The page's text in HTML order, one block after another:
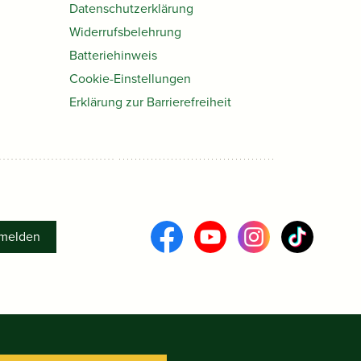
Datenschutzerklärung
Widerrufsbelehrung
Batteriehinweis
Cookie-Einstellungen
Erklärung zur Barrierefreiheit